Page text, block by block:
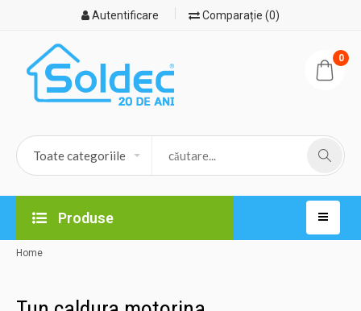
Autentificare Comparație (0)
0
Produse
Home